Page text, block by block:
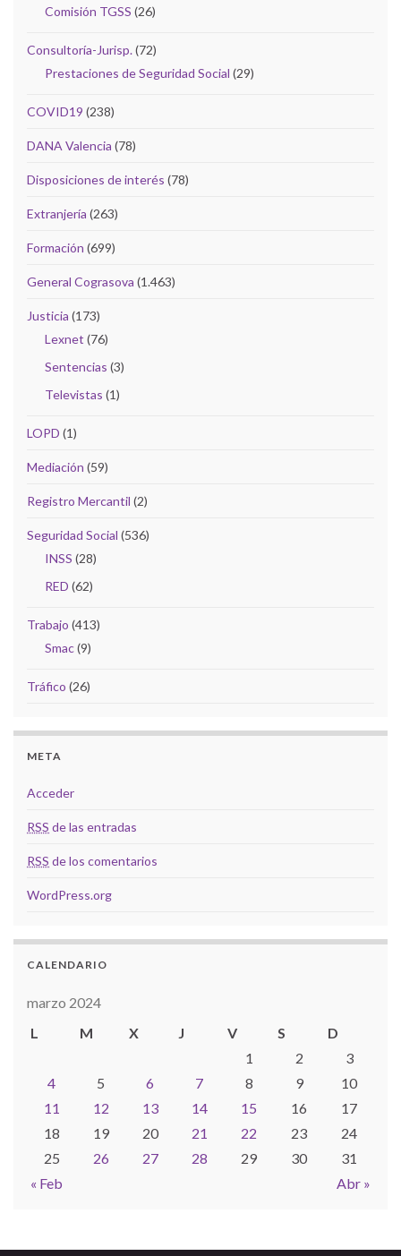
Comisión TGSS (26)
Consultoría-Jurisp.(72)
Prestaciones de Seguridad Social (29)
COVID19 (238)
DANA Valencia (78)
Disposiciones de interés (78)
Extranjería (263)
Formación (699)
General Cograsova (1.463)
Justicia (173)
Lexnet (76)
Sentencias (3)
Televistas (1)
LOPD (1)
Mediación (59)
Registro Mercantil (2)
Seguridad Social (536)
INSS (28)
RED (62)
Trabajo (413)
Smac(9)
Tráfico (26)
META
Acceder
RSS de las entradas
RSS de los comentarios
WordPress.org
CALENDARIO
marzo 2024
L
M X J V S D
« Feb Abr »
1 2
3
4
5 6 7 8 9
10
11
12 13 14 15 16
17
18
19 20 21 22 23
24
25
26 27 28 29 30 31